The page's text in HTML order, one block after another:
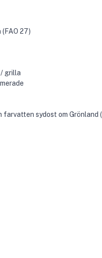
27)
grilla
sydost om Grönland